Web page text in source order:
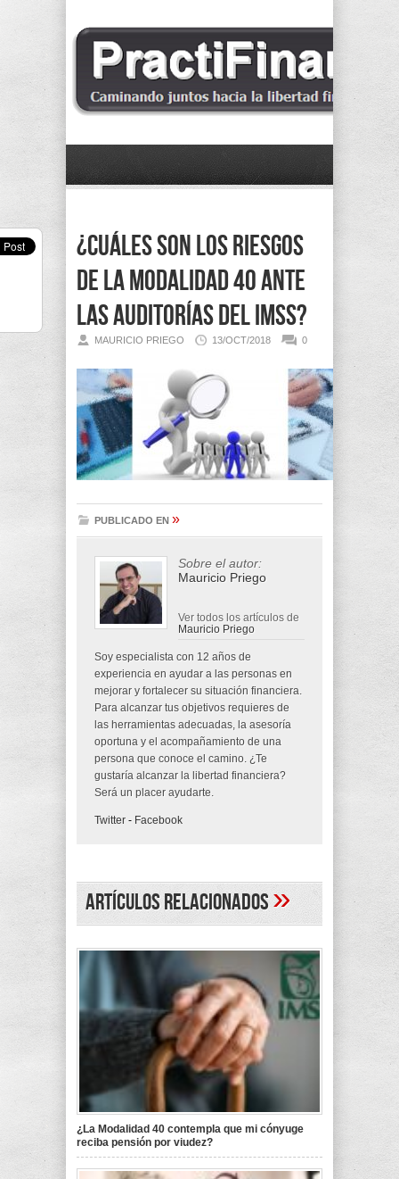
¿Cuáles son los riesgos
de la Modalidad 40 ante
las auditorías del IMSS?
MAURICIO PRIEGO 13/OCT/2018 0
PUBLICADO EN »
Sobre el autor:
Mauricio Priego
Ver todos los artículos de
Mauricio Priego
Soy especialista con 12 años de
experiencia en ayudar a las personas en
mejorar y fortalecer su situación financiera.
Para alcanzar tus objetivos requieres de
las herramientas adecuadas, la asesoría
oportuna y el acompañamiento de una
persona que conoce el camino. ¿Te
gustaría alcanzar la libertad financiera?
Será un placer ayudarte.
Twitter - Facebook
Artículos Relacionados»
¿La Modalidad 40 contempla que mi cónyuge
reciba pensión por viudez?